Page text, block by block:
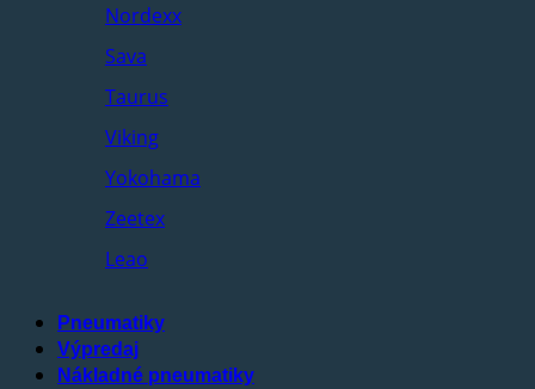
Nordexx
Sava
Taurus
Viking
Yokohama
Zeetex
Leao
Pneumatiky
Výpredaj
Nákladné pneumatiky